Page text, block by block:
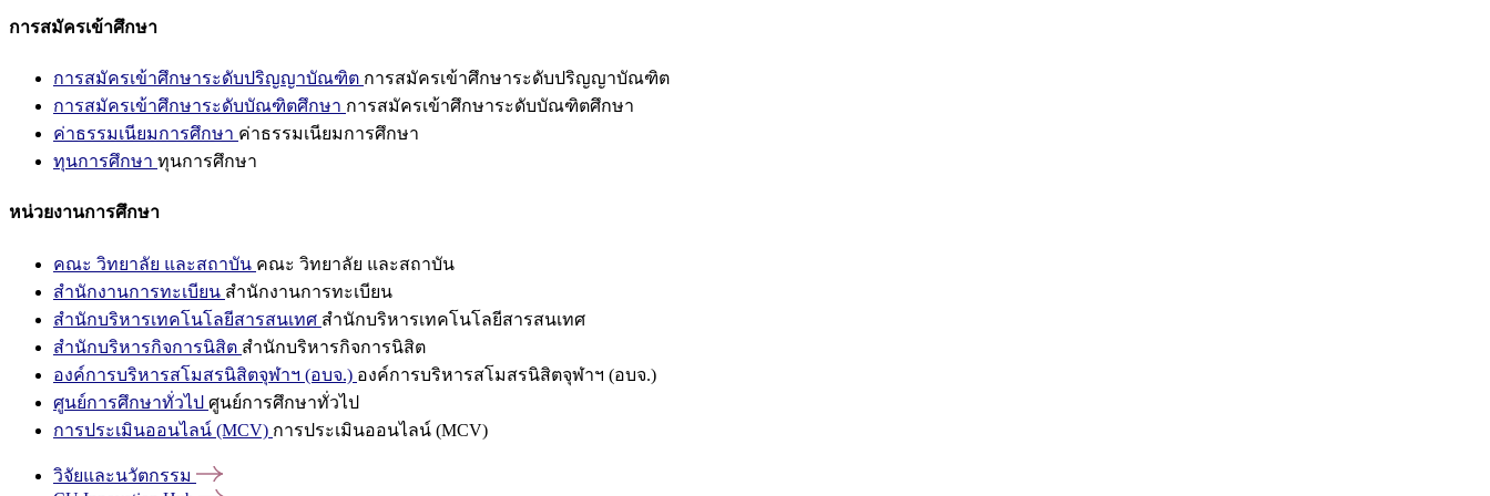
การสมัครเข้าศึกษา
การสมัครเข้าศึกษาระดับปริญญาบัณฑิต การสมัครเข้าศึกษาระดับปริญญาบัณฑิต
การสมัครเข้าศึกษาระดับบัณฑิตศึกษา การสมัครเข้าศึกษาระดับบัณฑิตศึกษา
ค่าธรรมเนียมการศึกษา ค่าธรรมเนียมการศึกษา
ทุนการศึกษา ทุนการศึกษา
หน่วยงานการศึกษา
คณะ วิทยาลัย และสถาบัน คณะ วิทยาลัย และสถาบัน
สำนักงานการทะเบียน สำนักงานการทะเบียน
สำนักบริหารเทคโนโลยีสารสนเทศ สำนักบริหารเทคโนโลยีสารสนเทศ
สำนักบริหารกิจการนิสิต สำนักบริหารกิจการนิสิต
องค์การบริหารสโมสรนิสิตจุฬาฯ (อบจ.) องค์การบริหารสโมสรนิสิตจุฬาฯ (อบจ.)
ศูนย์การศึกษาทั่วไป ศูนย์การศึกษาทั่วไป
การประเมินออนไลน์ (MCV) การประเมินออนไลน์ (MCV)
วิจัยและนวัตกรรม